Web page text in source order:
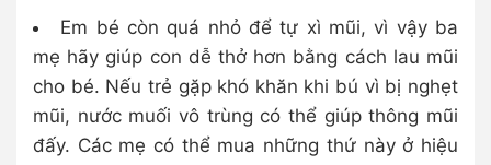
Em bé còn quá nhỏ để tự xì mũi, vì vậy ba
mẹ hãy giúp con dễ thở hơn bằng cách lau mũi
cho bé. Nếu trẻ gặp khó khăn khi bú vì bị nghẹt
mũi, nước muối vô trùng có thể giúp thông mũi
đấy. Các mẹ có thể mua những thứ này ở hiệu